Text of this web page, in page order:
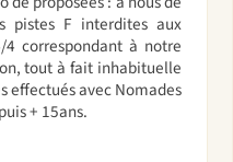
pistes F interdites aux
correspondant à notre
tout à fait inhabituelle
effectués avec Nomades
+ 15ans.